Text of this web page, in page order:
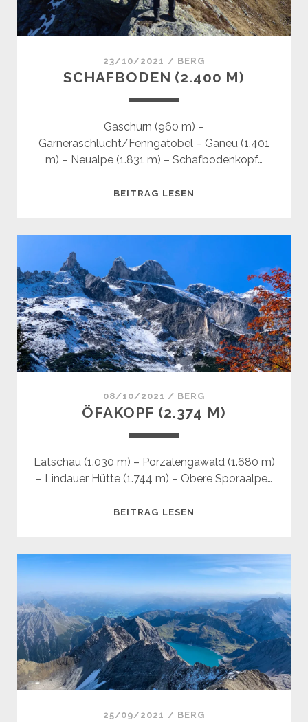
23/10/2021 / BERG
SCHAFBODEN (2.400 M)
Gaschurn (960 m) –
Garneraschlucht/Fenngatobel – Ganeu (1.401
m) – Neualpe (1.831 m) – Schafbodenkopf…
BEITRAG LESEN
08/10/2021 / BERG
ÖFAKOPF (2.374 M)
Latschau (1.030 m) – Porzalengawald (1.680 m)
– Lindauer Hütte (1.744 m) – Obere Sporaalpe…
BEITRAG LESEN
25/09/2021 / BERG